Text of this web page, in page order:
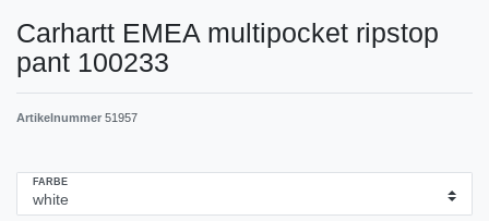
Carhartt EMEA multipocket ripstop
pant 100233
Artikelnummer 51957
FARBE